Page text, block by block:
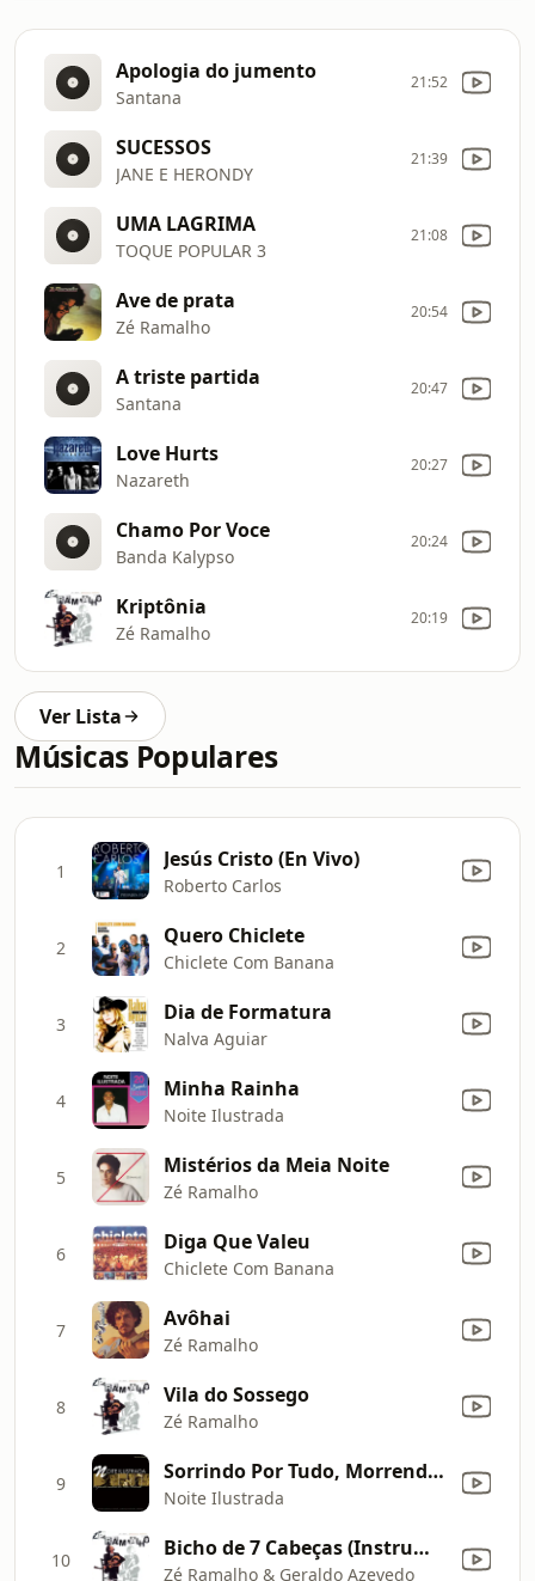
Apologia do jumento
Santana
21:52
SUCESSOS
JANE E HERONDY
21:39
UMA LAGRIMA
TOQUE POPULAR 3
21:08
Ave de prata
Zé Ramalho
20:54
A triste partida
Santana
20:47
Love Hurts
Nazareth
20:27
Chamo Por Voce
Banda Kalypso
20:24
Kriptônia
Zé Ramalho
20:19
Ver Lista
Músicas Populares
1 Jesús Cristo (En Vivo)
Roberto Carlos
2 Quero Chiclete
Chiclete Com Banana
3 Dia de Formatura
Nalva Aguiar
4 Minha Rainha
Noite Ilustrada
5 Mistérios da Meia Noite
Zé Ramalho
6 Diga Que Valeu
Chiclete Com Banana
7 Avôhai
Zé Ramalho
8 Vila do Sossego
Zé Ramalho
9 Sorrindo Por Tudo, Morrendo Por Nada
Noite Ilustrada
10 Bicho de 7 Cabeças (Instrumental)
Zé Ramalho & Geraldo Azevedo